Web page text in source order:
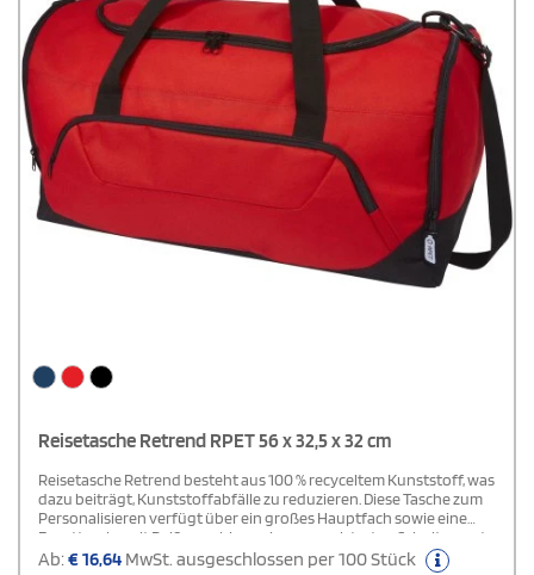
Reisetasche Retrend RPET 56 x 32,5 x 32 cm
Reisetasche Retrend besteht aus 100 % recyceltem Kunststoff, was
dazu beiträgt, Kunststoffabfälle zu reduzieren. Diese Tasche zum
Personalisieren verfügt über ein großes Hauptfach sowie eine
Fronttasche mit Reißverschluss, einen gepolsterten Schultergurt
und gepolsterte Griffe für maximalen Komfort beim Tragen. Durch
Ab:€16,64 MwSt. ausgeschlossen per 100 Stück